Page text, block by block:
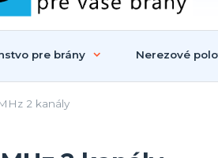
pre brány Nerezové
2 kanály